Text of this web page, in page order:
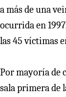
a más de una
ocurrida en
las 45 víctimas
Por mayoría de
sala primera de